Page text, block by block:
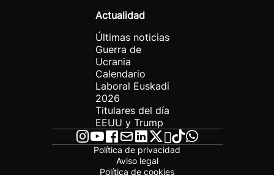
Actualidad
Últimas noticias
Guerra de
Ucrania
Calendario
Laboral Euskadi
2026
Titulares del día
EEUU y Trump
Política de privacidad
Aviso legal
Política de cookies